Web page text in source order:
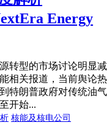
Energy
转型的市场讨论明显减
相关报道，当前舆论热
特朗普政府对传统油气
开始...
核能及核电公司